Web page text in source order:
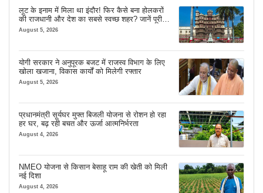
लूट के इनाम में मिला था इंदौर! फिर कैसे बना होलकरों
की राजधानी और देश का सबसे स्वच्छ शहर? जानें पूरी
कहानी
August 5, 2026
योगी सरकार ने अनुपूरक बजट में राजस्व विभाग के लिए
खोला खजाना, विकास कार्यों को मिलेगी रफ्तार
August 5, 2026
प्रधानमंत्री सूर्यघर मुफ्त बिजली योजना से रोशन हो रहा
हर घर, बढ़ रही बचत और ऊर्जा आत्मनिर्भरता
August 4, 2026
NMEO योजना से किसान बेसाहू राम की खेती को मिली
नई दिशा
August 4, 2026